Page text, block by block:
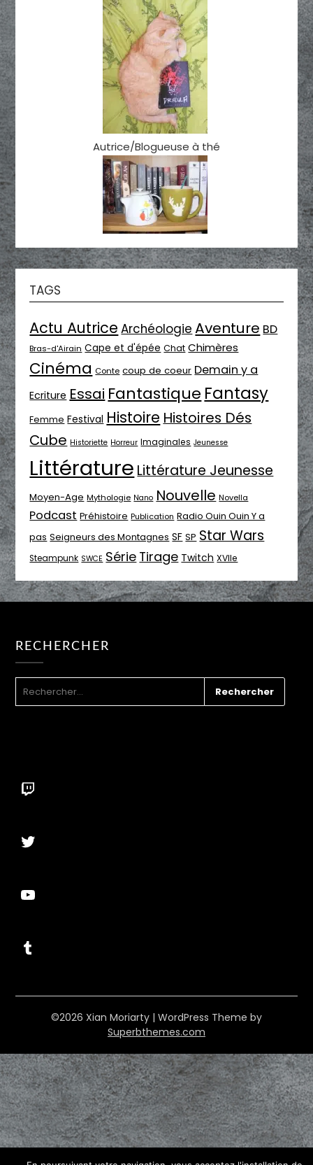
Autrice/Blogueuse à thé
TAGS
Actu Autrice Archéologie Aventure BD
Bras-d'Airain Cape et d'épée Chat Chimères
Cinéma Conte coup de coeur Demain y a
Ecriture Essai Fantastique Fantasy
Femme Festival Histoire Histoires Dés
Cube Historiette Horreur Imaginales Jeunesse
Littérature Littérature Jeunesse
Moyen-Age Mythologie Nano Nouvelle Novella
Podcast Préhistoire Publication Radio Ouin Ouin Y a
pas Seigneurs des Montagnes SF SP Star Wars
Steampunk SWCE Série Tirage Twitch XVIIe
RECHERCHER
Twitch
Twitter
YouTube
Tumblr
©2026 Xian Moriarty | WordPress Theme by
Superbthemes.com